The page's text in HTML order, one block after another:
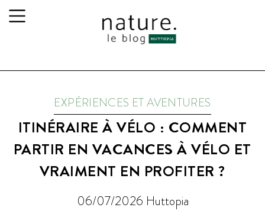
EXPÉRIENCES ET AVENTURES
ITINÉRAIRE À VÉLO : COMMENT
PARTIR EN VACANCES À VÉLO ET
VRAIMENT EN PROFITER ?
06/07/2026 Huttopia